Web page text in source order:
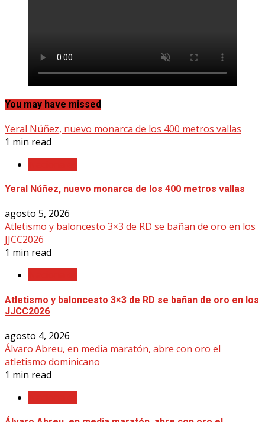
You may have missed
Yeral Núñez, nuevo monarca de los 400 metros vallas
1 min read
Yeral Núñez, nuevo monarca de los 400 metros vallas
agosto 5, 2026
Atletismo y baloncesto 3×3 de RD se bañan de oro en los
JJCC2026
1 min read
Atletismo y baloncesto 3×3 de RD se bañan de oro en los
JJCC2026
agosto 4, 2026
Álvaro Abreu, en media maratón, abre con oro el
atletismo dominicano
1 min read